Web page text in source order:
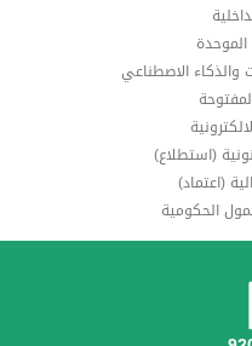
الموحدة
والذكاء الاصطناعي
(استطلاع)
(اعتماد)
الحكومية